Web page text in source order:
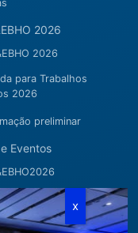
2026
2026
para Trabalhos
2026
preliminar
Eventos
Modulares
Apoiados